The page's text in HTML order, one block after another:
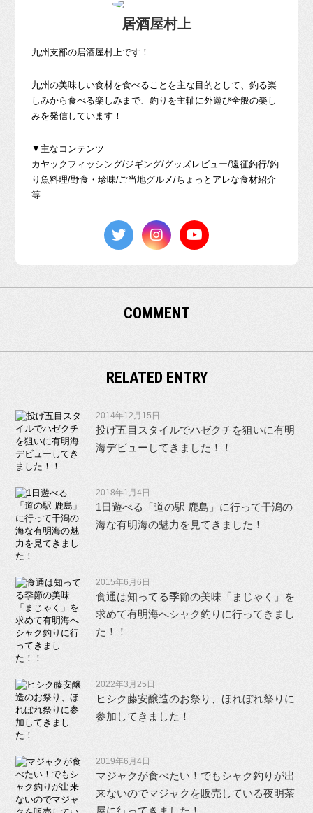
居酒屋村上
九州支部の居酒屋村上です！
九州の美味しい食材を食べることを主な目的として、釣る楽
しみから食べる楽しみまで、釣りを主軸に外遊び全般の楽し
みを発信しています！
▼主なコンテンツ
カヤックフィッシング/ジギング/グッズレビュー/遠征釣行/釣
り魚料理/野食・珍味/ご当地グルメ/ちょっとアレな食材紹介
等
COMMENT
RELATED ENTRY
2014年12月15日
投げ五目スタイルでハゼクチを狙いに有明
海デビューしてきました！！
2018年1月4日
1日遊べる「道の駅 鹿島」に行って干潟の
海な有明海の魅力を見てきました！
2015年6月6日
食通は知ってる季節の美味「まじゃく」を
求めて有明海へシャク釣りに行ってきまし
た！！
2022年3月25日
ヒシク藤安醸造のお祭り、ほれぼれ祭りに
参加してきました！
2019年6月4日
マジャクが食べたい！でもシャク釣りが出
来ないのでマジャクを販売している夜明茶